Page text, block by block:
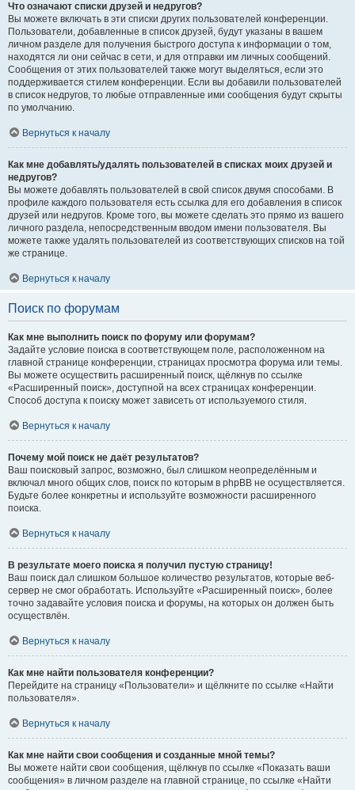
Что означают списки друзей и недругов?
Вы можете включать в эти списки других пользователей конференции.
Пользователи, добавленные в список друзей, будут указаны в вашем
личном разделе для получения быстрого доступа к информации о том,
находятся ли они сейчас в сети, и для отправки им личных сообщений.
Сообщения от этих пользователей также могут выделяться, если это
поддерживается стилем конференции. Если вы добавили пользователей
в список недругов, то любые отправленные ими сообщения будут скрыты
по умолчанию.
Вернуться к началу
Как мне добавлять/удалять пользователей в списках моих друзей и
недругов?
Вы можете добавлять пользователей в свой список двумя способами. В
профиле каждого пользователя есть ссылка для его добавления в список
друзей или недругов. Кроме того, вы можете сделать это прямо из вашего
личного раздела, непосредственным вводом имени пользователя. Вы
можете также удалять пользователей из соответствующих списков на той
же странице.
Вернуться к началу
Поиск по форумам
Как мне выполнить поиск по форуму или форумам?
Задайте условие поиска в соответствующем поле, расположенном на
главной странице конференции, страницах просмотра форума или темы.
Вы можете осуществить расширенный поиск, щёлкнув по ссылке
«Расширенный поиск», доступной на всех страницах конференции.
Способ доступа к поиску может зависеть от используемого стиля.
Вернуться к началу
Почему мой поиск не даёт результатов?
Ваш поисковый запрос, возможно, был слишком неопределённым и
включал много общих слов, поиск по которым в phpBB не осуществляется.
Будьте более конкретны и используйте возможности расширенного
поиска.
Вернуться к началу
В результате моего поиска я получил пустую страницу!
Ваш поиск дал слишком большое количество результатов, которые веб-
сервер не смог обработать. Используйте «Расширенный поиск», более
точно задавайте условия поиска и форумы, на которых он должен быть
осуществлён.
Вернуться к началу
Как мне найти пользователя конференции?
Перейдите на страницу «Пользователи» и щёлкните по ссылке «Найти
пользователя».
Вернуться к началу
Как мне найти свои сообщения и созданные мной темы?
Вы можете найти свои сообщения, щёлкнув по ссылке «Показать ваши
сообщения» в личном разделе на главной странице, по ссылке «Найти